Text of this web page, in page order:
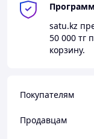
satu.kz
50 000 тг
корзину.
Покупателям
Продавцам